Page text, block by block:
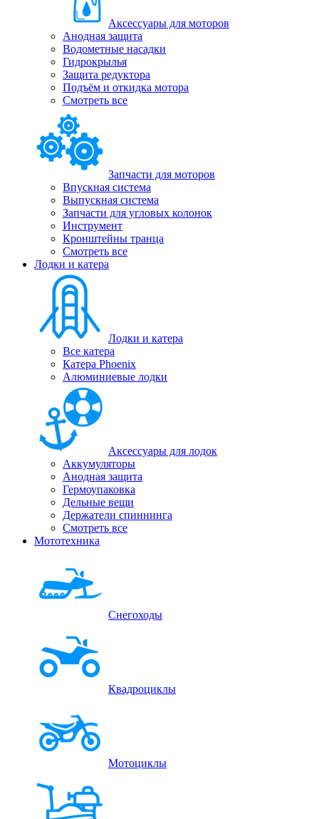
Аксессуары для моторов
Анодная защита
Водометные насадки
Гидрокрылья
Защита редуктора
Подъём и откидка мотора
Смотреть все
Запчасти для моторов
Впускная система
Выпускная система
Запчасти для угловых колонок
Инструмент
Кронштейны транца
Смотреть все
Лодки и катера
Лодки и катера
Все катера
Катера Phoenix
Алюминиевые лодки
Аксессуары для лодок
Аккумуляторы
Анодная защита
Гермоупаковка
Дельные вещи
Держатели спиннинга
Смотреть все
Мототехника
Снегоходы
Квадроциклы
Мотоциклы